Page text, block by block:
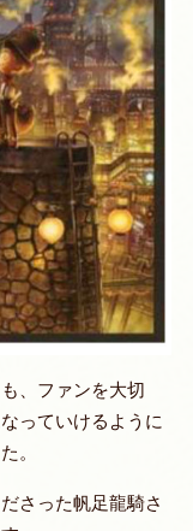
、ファンを大切
っていけるように
。
さった帆足龍騎さ